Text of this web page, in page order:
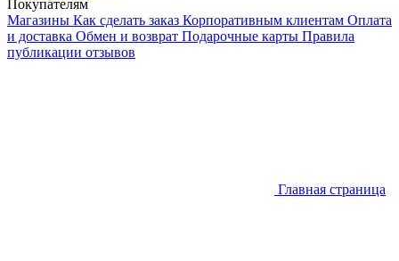
Покупателям
Магазины Как сделать заказ Корпоративным клиентам Оплата
и доставка Обмен и возврат Подарочные карты Правила
публикации отзывов
Главная страница